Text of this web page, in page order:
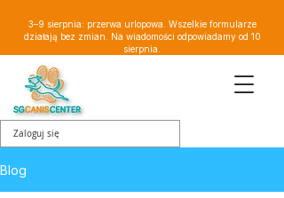
3–9 sierpnia: przerwa urlopowa. Wszelkie formularze
działają bez zmian. Na wiadomości odpowiadamy od 10
sierpnia.
Zaloguj się
Blog